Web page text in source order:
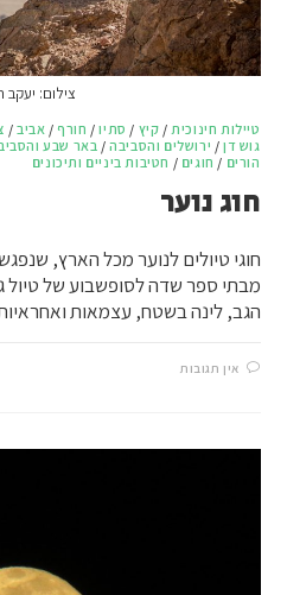
צילום: יעקב
טיילות חינוכית / קיץ / סתיו/ חורף/ אביב /
גוש דן / ירושלים והסביבה/ באר שבע
הורים / חוגים / חטיבות ביניים ותיכונים
חוג נוער
חוגי טיולים לנוער מכל הארץ,
מבתי ספר שדה לסופשבוע של טיול
הגב, לינה בשטח, עצמאות
אין תגובות